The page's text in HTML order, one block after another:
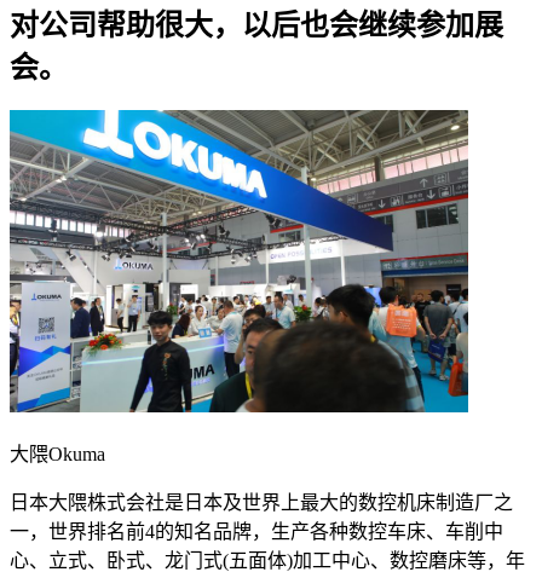
对公司帮助很大，以后也会继续参加展
会。
大隈Okuma
日本大隈株式会社是日本及世界上最大的数控机床制造厂之
一，世界排名前4的知名品牌，生产各种数控车床、车削中
心、立式、卧式、龙门式(五面体)加工中心、数控磨床等，年